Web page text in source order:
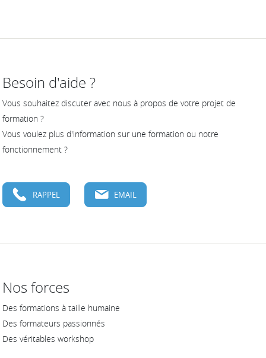
Besoin d'aide ?
Vous souhaitez discuter avec nous à propos de votre projet de
formation ?
Vous voulez plus d'information sur une formation ou notre
fonctionnement ?
RAPPEL EMAIL
Nos forces
Des formations à taille humaine
Des formateurs passionnés
Des véritables workshop